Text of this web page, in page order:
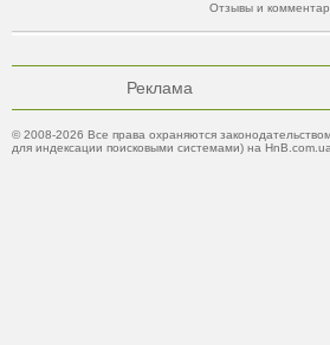
Отзывы и
Реклама
© 2008-2026 Все права охраняются
для индексации поисковыми системами) на HnB.com.ua.